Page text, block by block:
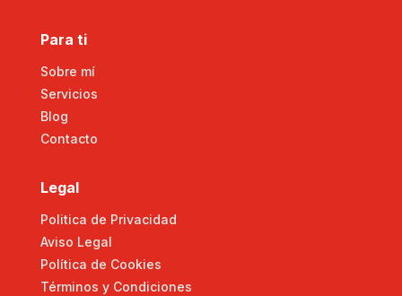
Para ti
Sobre mí
Servicios
Blog
Contacto
Legal
Politica de Privacidad
Aviso Legal
Política de Cookies
Términos y Condiciones